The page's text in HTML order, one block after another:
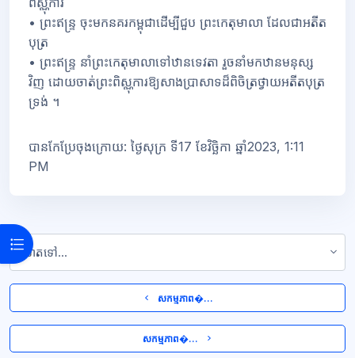
Open course index
• ព្រះឥន្រ្ទ ចុះមកនគរកម្ពុជាដើម្បីជួប ព្រះកេតុមាលា ដែលជាអតីត
បុត្រ
• ព្រះឥន្ទ្រ នាំព្រះកេតុមាលាទៅឋានទេវតា រួចនាំមកឋានមនុស្ស
វិញ ដោយចាត់ព្រះពិស្ណុការឱ្យសាងប្រាសាទដ៏ពិចិត្រថ្វាយអតីតបុត្រ
ទ្រង់ ។
បានកែប្រែចុងក្រោយ: ថ្ងៃសុក្រ ទី17 ខែវិច្ឆិកា ឆ្នាំ2023, 1:11
PM
  សកម្មភាព�...
សកម្មភាព�...